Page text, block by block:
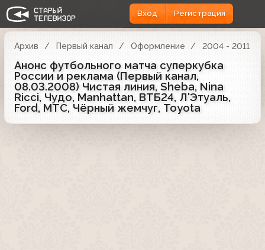
Вход Регистрация
Архив Первый канал Оформление 2004 - 2011
Анонс футбольного матча суперкубка
России и реклама (Первый канал,
08.03.2008) Чистая линия, Sheba, Nina
Ricci, Чудо, Manhattan, ВТБ24, Л'Этуаль,
Ford, МТС, Чёрный жемчуг, Toyota